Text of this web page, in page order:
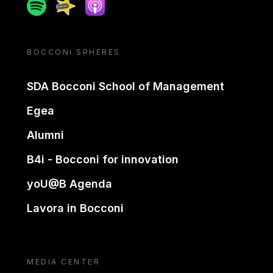
SpotifySpreakerApple podcast
BOCCONI SPHERES
SDA Bocconi School of Management
Egea
Alumni
B4i - Bocconi for innovation
yoU@B Agenda
Lavora in Bocconi
MEDIA CENTER